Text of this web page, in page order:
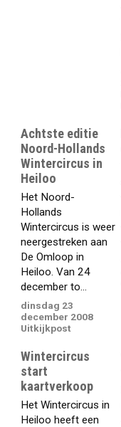
Achtste editie
Noord-Hollands
Wintercircus in
Heiloo
Het Noord-
Hollands
Wintercircus is weer
neergestreken aan
De Omloop in
Heiloo. Van 24
december to...
dinsdag 23
december 2008
Uitkijkpost
Wintercircus
start
kaartverkoop
Het Wintercircus in
Heiloo heeft een